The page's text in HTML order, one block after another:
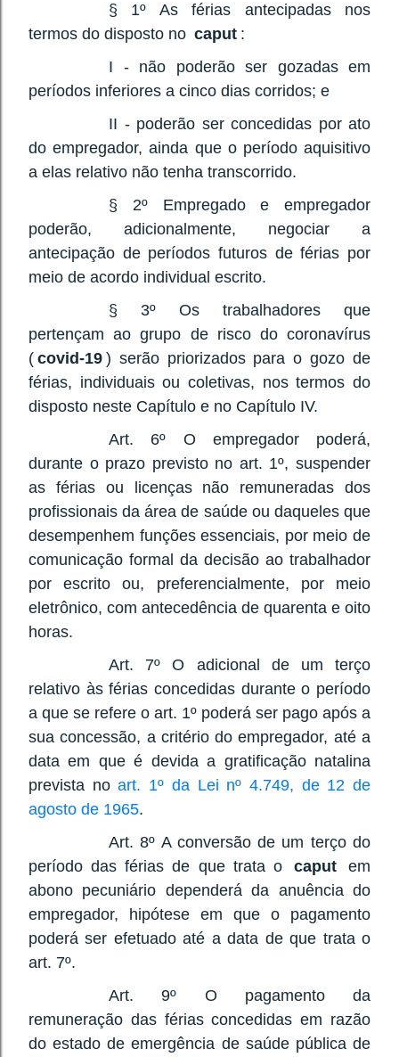
§ 1º As férias antecipadas nos
termos do disposto no caput :
I - não poderão ser gozadas em
períodos inferiores a cinco dias corridos; e
II - poderão ser concedidas por ato
do empregador, ainda que o período aquisitivo
a elas relativo não tenha transcorrido.
§ 2º Empregado e empregador
poderão, adicionalmente, negociar a
antecipação de períodos futuros de férias por
meio de acordo individual escrito.
§ 3º Os trabalhadores que
pertençam ao grupo de risco do coronavírus
( covid-19 ) serão priorizados para o gozo de
férias, individuais ou coletivas, nos termos do
disposto neste Capítulo e no Capítulo IV.
Art. 6º O empregador poderá,
durante o prazo previsto no art. 1º, suspender
as férias ou licenças não remuneradas dos
profissionais da área de saúde ou daqueles que
desempenhem funções essenciais, por meio de
comunicação formal da decisão ao trabalhador
por escrito ou, preferencialmente, por meio
eletrônico, com antecedência de quarenta e oito
horas.
Art. 7º O adicional de um terço
relativo às férias concedidas durante o período
a que se refere o art. 1º poderá ser pago após a
sua concessão, a critério do empregador, até a
data em que é devida a gratificação natalina
prevista noart. 1º da Lei nº 4.749, de 12 de
agosto de 1965.
Art. 8º A conversão de um terço do
período das férias de que trata o
caput
em
abono pecuniário dependerá da anuência do
empregador, hipótese em que o pagamento
poderá ser efetuado até a data de que trata o
art. 7º.
Art. 9º O pagamento da
remuneração das férias concedidas em razão
do estado de emergência de saúde pública de